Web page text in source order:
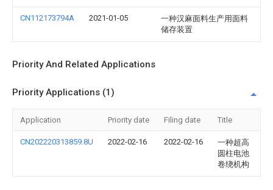
CN112173794A 2021-01-05
一种汉麻面料生产用面料
储存装置
Priority And Related Applications
Priority Applications (1)
Application Priority date Filing date Title
CN202220313859.8U 2022-02-16 2022-02-16
一种超高
圆柱电池
卷绕机构